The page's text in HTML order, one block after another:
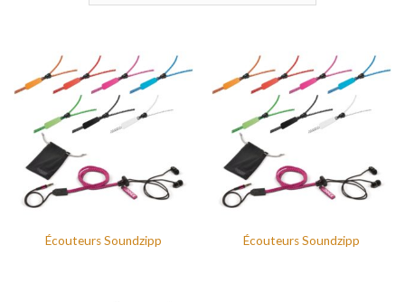
Écouteurs Soundzipp Écouteurs Soundzipp